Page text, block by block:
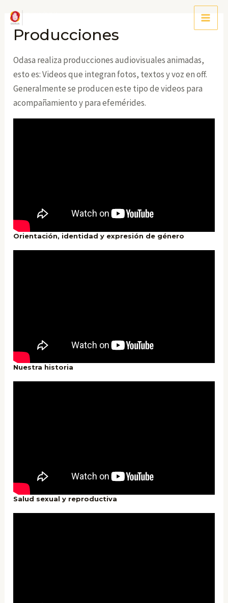
contenido
Main
Producciones
Odasa realiza producciones audiovisuales animadas,
esto es: Videos que integran fotos, textos y voz en off.
Generalmente se producen este tipo de videos para
acompañamiento y para efemérides.
Orientación, identidad y expresión de género
Nuestra historia
Salud sexual y reproductiva